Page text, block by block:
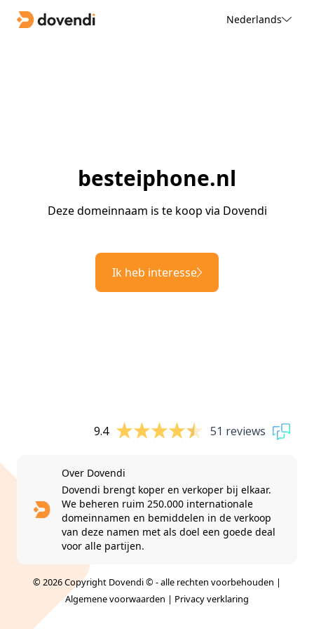
Nederlands
besteiphone.nl
Deze domeinnaam is te koop via Dovendi
Ik heb interesse
9.4 51 reviews
Over Dovendi
Dovendi brengt koper en verkoper bij elkaar.
We beheren ruim 250.000 internationale
domeinnamen en bemiddelen in de verkoop
van deze namen met als doel een goede deal
voor alle partijen.
© 2026 Copyright Dovendi © - alle rechten voorbehouden |
Algemene voorwaarden | Privacy verklaring